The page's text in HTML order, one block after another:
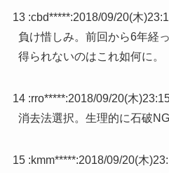
13 :cbd*****:2018/09/20(木
負け惜しみ。前回から6年経
得られないのはこれ如何に。
14 :rro*****:2018/09/20(木
消去法選択。生理的に石破
15 :kmm*****:2018/09/20(木